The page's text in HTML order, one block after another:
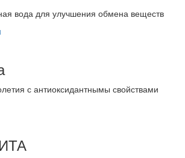
вода для улучшения обмена веществ
с антиоксидантнымы свойствами